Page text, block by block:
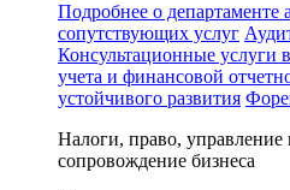
Подробнее о департаменте
сопутствующих услуг
Консультационные услуги
учета и финансовой
устойчивого развития
Налоги, право, управление
сопровождение бизнеса